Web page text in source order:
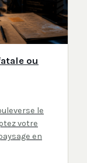
ou
le
votre
en